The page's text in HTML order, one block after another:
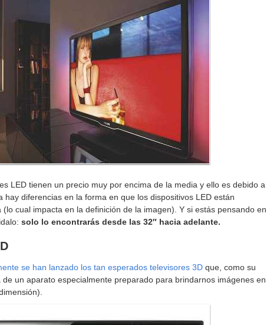
LED tienen un precio muy por encima de la media y ello es debido a
hay diferencias en la forma en que los dispositivos LED están
cual impacta en la definición de la imagen). Y si estás pensando en
solo lo encontrarás desde las 32″ hacia adelante.
se han lanzado los tan esperados televisores 3Dque, como su
un aparato especialmente preparado para brindarnos imágenes en